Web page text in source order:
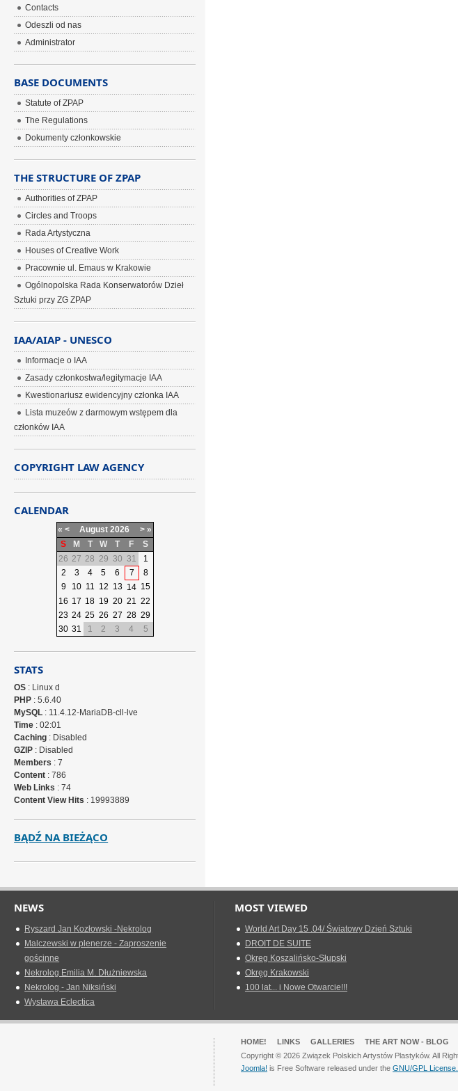
Contacts
Odeszli od nas
Administrator
BASE DOCUMENTS
Statute of ZPAP
The Regulations
Dokumenty członkowskie
THE STRUCTURE OF ZPAP
Authorities of ZPAP
Circles and Troops
Rada Artystyczna
Houses of Creative Work
Pracownie ul. Emaus w Krakowie
Ogólnopolska Rada Konserwatorów Dzieł
Sztuki przy ZG ZPAP
IAA/AIAP - UNESCO
Informacje o IAA
Zasady członkostwa/legitymacje IAA
Kwestionariusz ewidencyjny członka IAA
Lista muzeów z darmowym wstępem dla
członków IAA
COPYRIGHT LAW AGENCY
CALENDAR
« < August 2026 > »
S
M T W T F
S
26 27 28 29 30 31
1
2
3 4 5 6 7
8
9
10 11 12 13 14 15
16 17 18 19 20 21 22
23 24 25 26 27 28 29
30 31 1 2 3 4 5
STATS
OS : Linux d
PHP : 5.6.40
MySQL : 11.4.12-MariaDB-cll-lve
Time : 02:01
Caching : Disabled
GZIP : Disabled
Members : 7
Content : 786
Web Links : 74
Content View Hits : 19993889
BĄDŹ NA BIEŻĄCO
NEWS
Ryszard Jan Kozłowski -Nekrolog
Malczewski w plenerze - Zaproszenie
gościnne
Nekrolog Emilia M. Dłużniewska
Nekrolog - Jan Niksiński
Wystawa Eclectica
MOST VIEWED
World Art Day 15 .04/ Światowy Dzień Sztuki
DROIT DE SUITE
Okreg Koszalińsko-Słupski
Okręg Krakowski
100 lat... i Nowe Otwarcie!!!
HOME! LINKS GALLERIES
THE ART NOW - BLOG
Copyright © 2026 Związek Polskich Artystów Plastyków. All
Joomla! is Free Software released under theGNU/GPL License.